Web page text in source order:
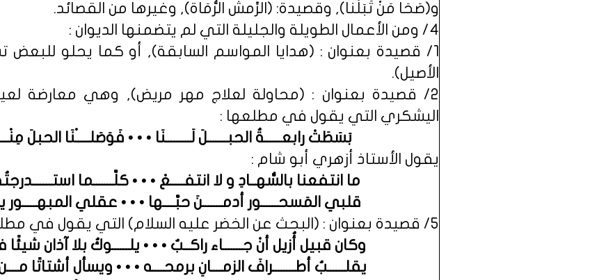
و(صَحَا مَنْ تَبَلْنا), وقصيدة: (الرِّمش الرُّمَاة), وغيرها من القصائد.
4/ ومن الأعمال الطويلة والجليلة التي لم يتضمنها الديوان :
1/ قصيدة بعنوان : (هدايا المواسم السابقة), أو كما يحلو للبعض
الأصيل).
2/ قصيدة بعنوان : (محاولة لعلاج مهر مريض), وهي معارضة
اليشكري التي يقول في مطلعها :
بَسَطَتْ رابعــــــةُ الحبـــــــلَ لَـــــــــنَا • • • فَوَصَلـــــْنَا الحبلَ
يقول الأستاذ أزهري أبو شام :
ما انتفعنا بالسُّهــادِ و لا انتفـــــعْ • • • كلَّـــــــما
قلبي المَسحــــــور أدمـــــــنَ حبَّــــها • • • عقلي
5/ قصيدة بعنوان : (البحث عن الخضر عليه السلام) التي يقول في مطلعها :
وكان قبيل أُزيل أنْ جـــــــاء راكــبٌ • • • يلــــــوكُ بلا آذان
يقلــــــبُ أطــــــــرافَ الزمــــانِ برمحــــه • • • ويسأل أشتاتًا